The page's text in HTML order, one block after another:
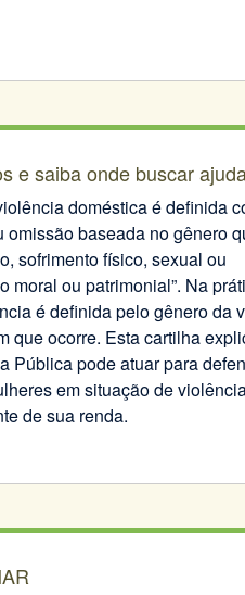
e saiba onde buscar
doméstica é definida
omissão baseada no gênero
sofrimento físico, sexual ou
moral ou patrimonial”. Na
é definida pelo gênero da
que ocorre. Esta cartilha
Pública pode atuar para
em situação de
de sua renda.